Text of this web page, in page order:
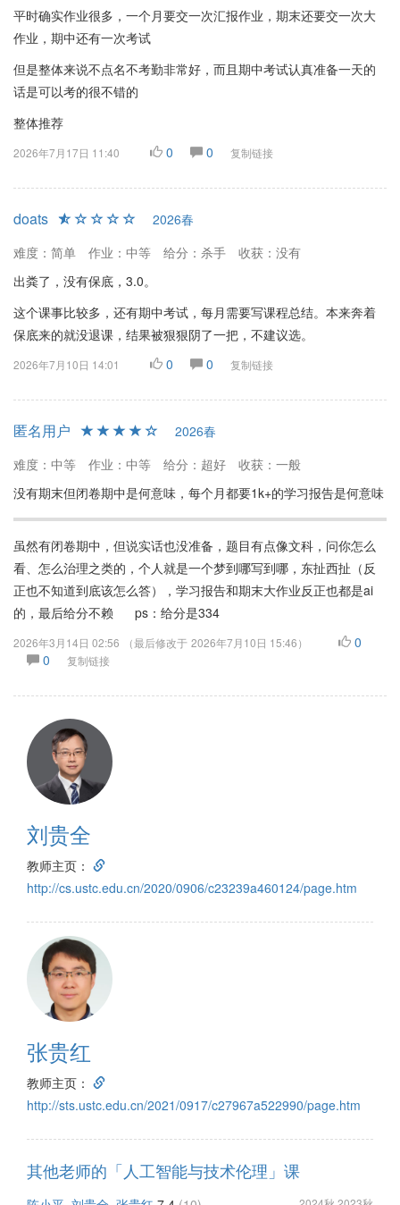
平时确实作业很多，一个月要交一次汇报作业，期末还要交一次大
作业，期中还有一次考试
但是整体来说不点名不考勤非常好，而且期中考试认真准备一天的
话是可以考的很不错的
整体推荐
2026年7月17日 11:40 0 0 复制链接
doats
2026春
难度：简单
作业：中等 给分：杀手
收获：没有
出粪了，没有保底，3.0。
这个课事比较多，还有期中考试，每月需要写课程总结。本来奔着
保底来的就没退课，结果被狠狠阴了一把，不建议选。
2026年7月10日 14:01 0 0 复制链接
匿名用户
2026春
难度：中等
作业：中等 给分：超好
收获：一般
没有期末但闭卷期中是何意味，每个月都要1k+的学习报告是何意味
虽然有闭卷期中，但说实话也没准备，题目有点像文科，问你怎么
看、怎么治理之类的，个人就是一个梦到哪写到哪，东扯西扯（反
正也不知道到底该怎么答），学习报告和期末大作业反正也都是ai
的，最后给分不赖 ps：给分是334
2026年3月14日 02:56 （最后修改于 2026年7月10日 15:46）
0
0
复制链接
刘贵全
教师主页：
http://cs.ustc.edu.cn/2020/0906/c23239a460124/page.htm
张贵红
教师主页：
http://sts.ustc.edu.cn/2021/0917/c27967a522990/page.htm
其他老师的「人工智能与技术伦理」课